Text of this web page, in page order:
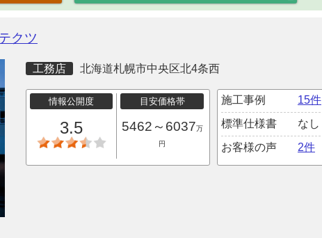
クツ
工務店 北海道札幌市中央区北4条西
情報公開度
3.5
目安価格帯
5462～6037万
円
施工事例
15件
標準仕様書
なし
お客様の声
2件